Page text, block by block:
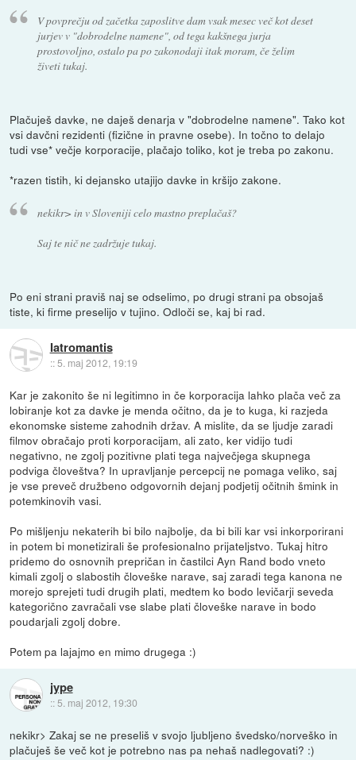
V povprečju od začetka zaposlitve dam vsak mesec več kot deset
jurjev v "dobrodelne namene", od tega kakšnega jurja
prostovoljno, ostalo pa po zakonodaji itak moram, če želim
živeti tukaj.
Plačuješ davke, ne daješ denarja v "dobrodelne namene". Tako kot
vsi davčni rezidenti (fizične in pravne osebe). In točno to delajo
tudi vse* večje korporacije, plačajo toliko, kot je treba po zakonu.
*razen tistih, ki dejansko utajijo davke in kršijo zakone.
nekikr> in v Sloveniji celo mastno preplačaš?
Saj te nič ne zadržuje tukaj.
Po eni strani praviš naj se odselimo, po drugi strani pa obsojaš
tiste, ki firme preselijo v tujino. Odloči se, kaj bi rad.
Iatromantis
::5. maj 2012, 19:19
Kar je zakonito še ni legitimno in če korporacija lahko plača več za
lobiranje kot za davke je menda očitno, da je to kuga, ki razjeda
ekonomske sisteme zahodnih držav. A mislite, da se ljudje zaradi
filmov obračajo proti korporacijam, ali zato, ker vidijo tudi
negativno, ne zgolj pozitivne plati tega največjega skupnega
podviga človeštva? In upravljanje percepcij ne pomaga veliko, saj
je vse preveč družbeno odgovornih dejanj podjetij očitnih šmink in
potemkinovih vasi.
Po mišljenju nekaterih bi bilo najbolje, da bi bili kar vsi inkorporirani
in potem bi monetizirali še profesionalno prijateljstvo. Tukaj hitro
pridemo do osnovnih prepričan in častilci Ayn Rand bodo vneto
kimali zgolj o slabostih človeške narave, saj zaradi tega kanona ne
morejo sprejeti tudi drugih plati, medtem ko bodo levičarji seveda
kategorično zavračali vse slabe plati človeške narave in bodo
poudarjali zgolj dobre.
Potem pa lajajmo en mimo drugega :)
jype
:: 5. maj 2012, 19:30
nekikr> Zakaj se ne preseliš v svojo ljubljeno švedsko/norveško in
plačuješ še več kot je potrebno nas pa nehaš nadlegovati? :)